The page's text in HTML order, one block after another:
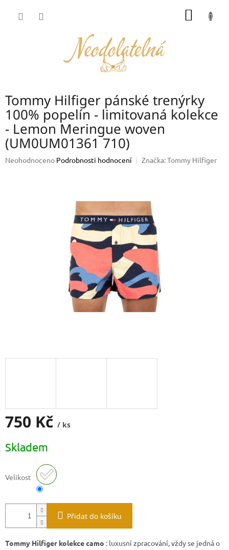
Tommy Hilfiger pánské trenýrky
100% popelín - limitovaná kolekce
- Lemon Meringue woven
(UM0UM01361 710)
Průměrné
Neohodnoceno Podrobnosti hodnocení Značka:Tommy Hilfiger
750 Kč / ks
cena:
Skladem
Velikost
Přidat do košíku
Tommy Hilfiger kolekce camo : luxusní zpracování, vždy se jedná o